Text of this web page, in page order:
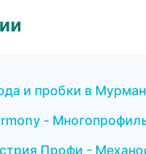
и пробки в
-
Профи -